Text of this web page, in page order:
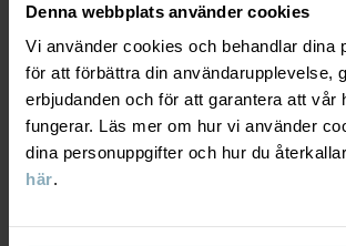
Denna webbplats använder cookies
Vi använder cookies och behandlar dina
för att förbättra din användarupplevelse,
erbjudanden och för att garantera att vår
fungerar. Läs mer om hur vi använder
dina personuppgifter och hur du
här.
Material
87% Cotton Organic
11% Polyester Recycled
2% Elastane
Skötselråd
LEVERANS & RETUR
Leverans & retur
Leverans